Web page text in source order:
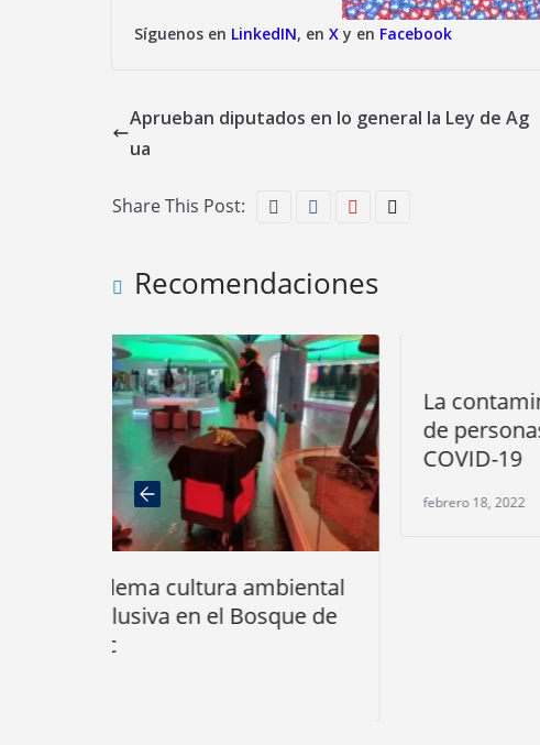
Síguenos en LinkedIN, en X y en Facebook
Aprueban diputados en lo general la Ley de Ag
ua
Share This Post:
Recomendaciones
La contaminación mata 9 millones
de personas al año, el doble que el
COVID-19
febrero 18, 2022